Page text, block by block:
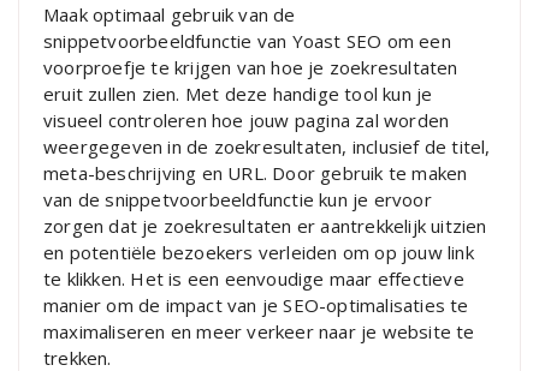
Maak optimaal gebruik van de
snippetvoorbeeldfunctie van Yoast SEO om een
voorproefje te krijgen van hoe je zoekresultaten
eruit zullen zien. Met deze handige tool kun je
visueel controleren hoe jouw pagina zal worden
weergegeven in de zoekresultaten, inclusief de titel,
meta-beschrijving en URL. Door gebruik te maken
van de snippetvoorbeeldfunctie kun je ervoor
zorgen dat je zoekresultaten er aantrekkelijk uitzien
en potentiële bezoekers verleiden om op jouw link
te klikken. Het is een eenvoudige maar effectieve
manier om de impact van je SEO-optimalisaties te
maximaliseren en meer verkeer naar je website te
trekken.